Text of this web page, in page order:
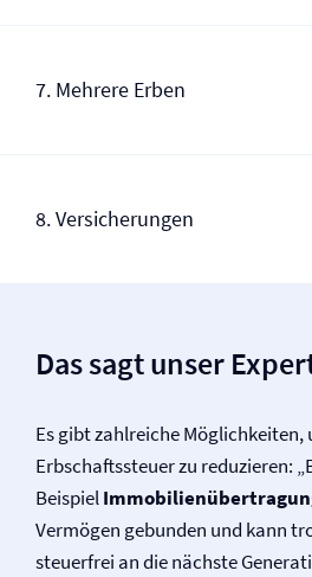
7. Mehrere Erben
8. Versicherungen
Das sagt unser
Es gibt zahlreiche Möglichkeiten,
Erbschaftssteuer zu reduzieren:
Beispiel
Vermögen gebunden und kann
steuerfrei an die nächste